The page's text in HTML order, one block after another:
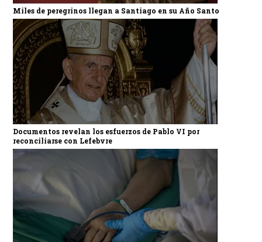
Miles de peregrinos llegan a Santiago en su Año Santo
Documentos revelan los esfuerzos de Pablo VI por
reconciliarse con Lefebvre